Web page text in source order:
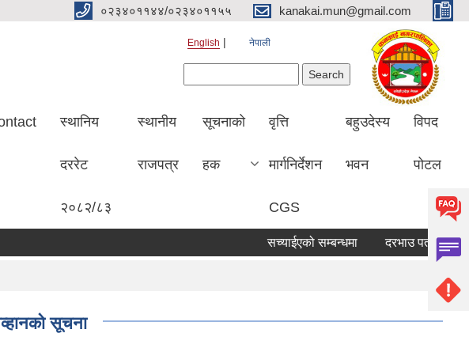
०२३४०११४४/०२३४०११५५ kanakai.mun@gmail.com
English नेपाली
स्थानिय
दररेट
२०८२/८३
स्थानीय
राजपत्र
सूचनाको
हक
वृत्ति
मार्गनिर्देशन
CGS
बहुउदेस्य
भवन
विपद
पोटल
सच्याईएको सम्बन्धमा दरभाउ पत्र पेश गर्ने
सूचना